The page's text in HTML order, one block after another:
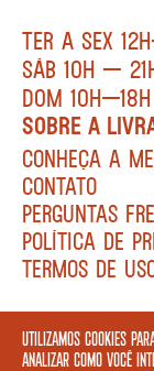
Utilizamos cookies
analizar como você
TER A SEX
SÁB 10H —
DOM 10H—18H
SOBRE A
CONHEÇA A
CONTATO
PERGUNTAS
POLÍTICA DE
TERMOS DE
REDES